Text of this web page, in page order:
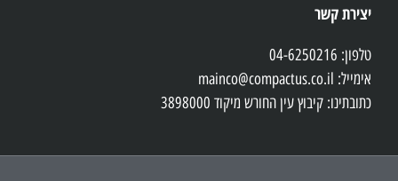
יצירת קשר
טלפון: 04-6250216
אימייל: mainco@compactus.co.il
כתובתינו: קיבוץ עין החורש מיקוד 3898000